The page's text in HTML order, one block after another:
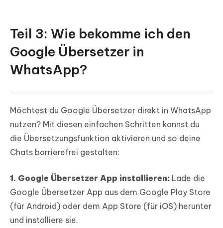
Teil 3: Wie bekomme ich den
Google Übersetzer in
WhatsApp?
Möchtest du Google Übersetzer direkt in WhatsApp
nutzen? Mit diesen einfachen Schritten kannst du
die Übersetzungsfunktion aktivieren und so deine
Chats barrierefrei gestalten:
1. Google Übersetzer App installieren: Lade die
Google Übersetzer App aus dem Google Play Store
(für Android) oder dem App Store (für iOS) herunter
und installiere sie.